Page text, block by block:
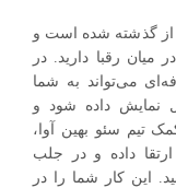
از گذشته شده است و
رقبا دارید. در
می‌تواند به شما
نمایش داده شود و
تیم سئو بهین آوا،
داده و در جلب
این کار شما را در